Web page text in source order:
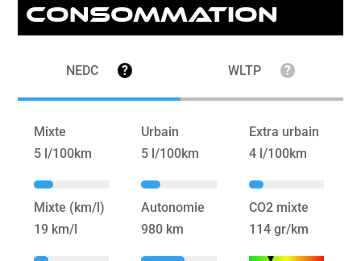
Consommation
NEDC ? WLTP ?
Mixte
5 l/100km
Urbain
5 l/100km
Extra urbain
4 l/100km
Mixte (km/l)
19 km/l
Autonomie
980 km
CO2 mixte
114 gr/km